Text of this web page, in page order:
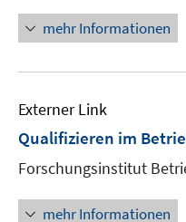
mehr Informationen
Externer Link
Qualifizieren im
Forschungsinstitut
mehr Informationen